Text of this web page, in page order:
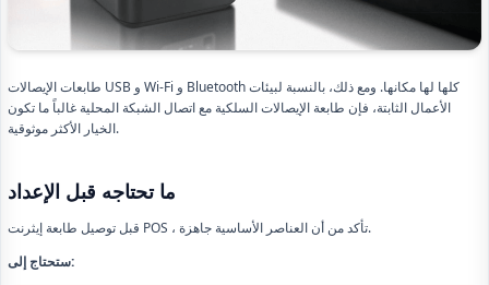
طابعات الإيصالات USB و Wi-Fi و Bluetooth كلها لها مكانها. ومع ذلك، بالنسبة لبيئات
الأعمال الثابتة، فإن طابعة الإيصالات السلكية مع اتصال الشبكة المحلية غالباً ما تكون
الخيار الأكثر موثوقية.
ما تحتاجه قبل الإعداد
قبل توصيل طابعة إيثرنت POS ، تأكد من أن العناصر الأساسية جاهزة.
ستحتاج إلى: